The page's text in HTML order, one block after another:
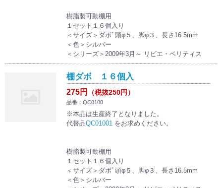
樹脂製可動棚用
１セット１６個入り
＜サイズ＞ダボﾞ頭φ５、脚φ３、長さ16.5mm
＜色＞シルバー
＜シリーズ＞2009年3月～ リビエ・ベリティス
棚ダボ １６個入
275円 （税抜250円）
品番：QC0100
※本品は生産終了となりました。
代替品QC01001 をお求めください。
樹脂製可動棚用
１セット１６個入り
＜サイズ＞ダボﾞ頭φ５、脚φ３、長さ16.5mm
＜色＞シルバー